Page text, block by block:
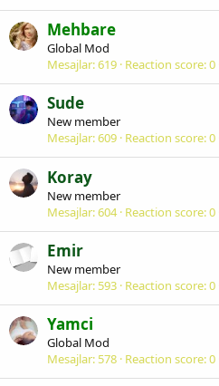
Mehbare
Global Mod
Mesajlar 619 Reaction score 0
Sude
New member
Mesajlar 609 Reaction score 0
Koray
New member
Mesajlar 604 Reaction score 0
Emir
New member
Mesajlar 593 Reaction score 0
Yamci
Global Mod
Mesajlar 578 Reaction score 0